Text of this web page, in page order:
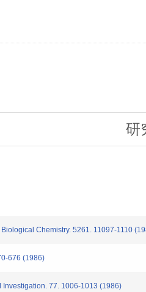
研
Chemistry. 5261. 11097-1110
676 (1986)
Investigation. 77. 1006-1013 (1986)